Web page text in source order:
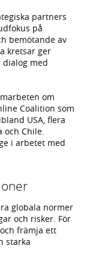
partners
på
bemötande av
kretsar ger
med
om
Coalition som
USA, flera
och Chile.
i arbetet med
globala normer
och risker. För
främja ett
starka